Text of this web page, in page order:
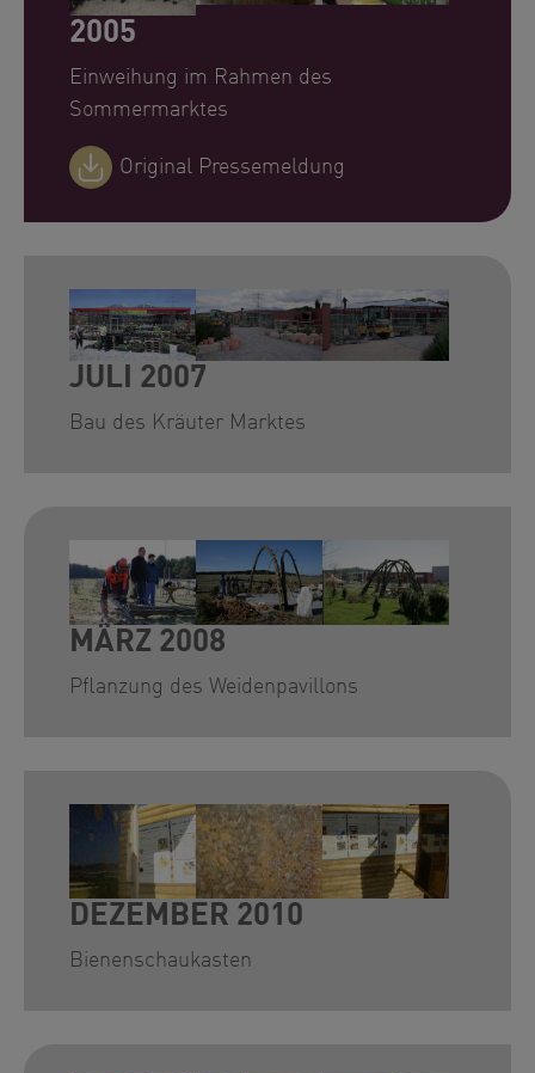
2005
Einweihung im Rahmen des
Sommermarktes
Original Pressemeldung
Show larger version for:Show larger version for:
Show larger version
JULI 2007
Bau des Kräuter Marktes
Show larger version for:Show larger version for:Show larger version
MÄRZ 2008
Pflanzung des Weidenpavillons
Show larger version for:Show larger version for:
Show larger version
DEZEMBER 2010
Bienenschaukasten